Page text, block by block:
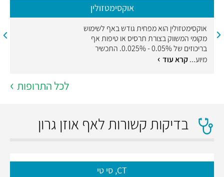
אוקסימטזולין
אוקסימטזולין הוא מפחית גודש באף לשימוש
מקומי המשווק בצורת תרסיס או טיפות אף
בריכוזים של 0.05% - 0.025%. התכשיר
מיוע...קרא עוד
לכל התרופות
בדיקות קשורות לאף אוזן גרון
CT, סי טי